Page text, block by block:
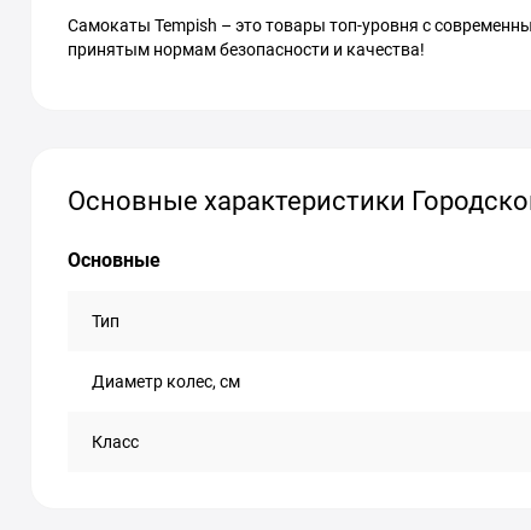
Самокаты Tempish – это товары топ-уровня с
принятым нормам безопасности и качества!
Основные характеристики
Основные
Тип
Диаметр колес, см
Класс